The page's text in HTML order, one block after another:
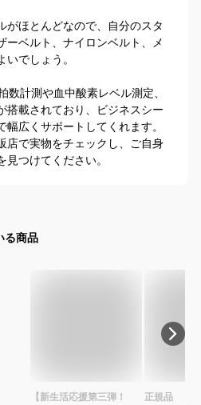
がほとんどなので、自分のスタ
ーベルト、ナイロンベルト、メ
でしょう。
数計測や血中酸素レベル測定、
搭載されており、ビジネスシー
幅広くサポートしてくれます。
店で実物をチェックし、ご自身
つけてください。
る商品
【新生活応援第三弾！
正規品 【